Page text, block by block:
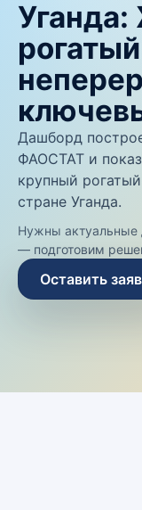
Дашборд
ФАОСТАТ и
крупный
стране Уганда.
Нужны актуальные
— подготовим
Оставить